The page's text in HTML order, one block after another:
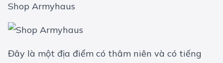
Shop Armyhaus
Đây là một địa điểm có thâm niên và có tiếng